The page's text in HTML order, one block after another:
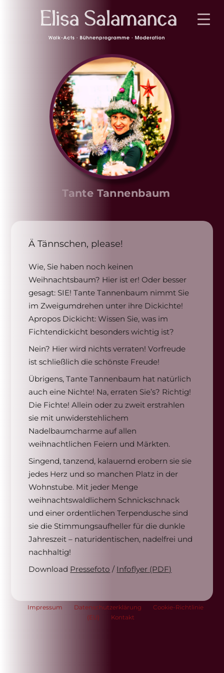
Tante Tannenbaum
Ä Tännschen, please!
Wie, Sie haben noch keinen
Weihnachtsbaum? Hier ist er! Oder besser
gesagt: SIE! Tante Tannenbaum nimmt Sie
im Zweigumdrehen unter ihre Dickichte!
Apropos Dickicht: Wissen Sie, was im
Fichtendickicht besonders wichtig ist?
Nein? Hier wird nichts verraten! Vorfreude
ist schließlich die schönste Freude!
Übrigens, Tante Tannenbaum hat natürlich
auch eine Nichte! Na, erraten Sie’s? Richtig!
Die Fichte! Allein oder zu zweit erstrahlen
sie mit unwiderstehlichem
Nadelbaumcharme auf allen
weihnachtlichen Feiern und Märkten.
Singend, tanzend, kalauernd erobern sie sie
jedes Herz und so manchen Platz in der
Wohnstube. Mit jeder Menge
weihnachtswaldlichem Schnickschnack
und einer ordentlichen Terpendusche sind
sie die Stimmungsaufheller für die dunkle
Jahreszeit – naturidentischen, nadelfrei und
nachhaltig!
Download Pressefoto / Infoflyer (PDF)
Impressum Datenschutzerklärung
Cookie-Richtlinie
(EU)
Kontakt